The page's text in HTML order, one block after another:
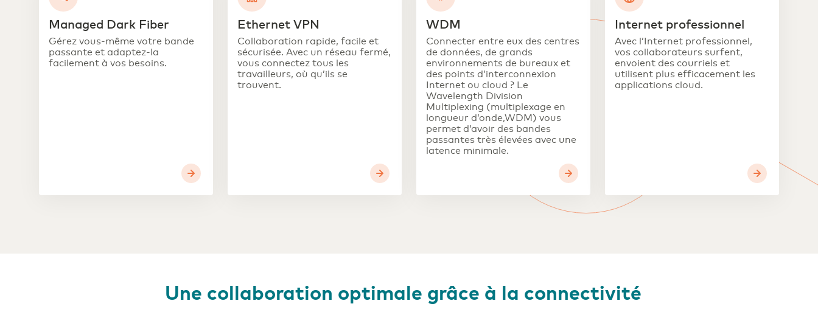
Managed Dark Fiber
Gérez vous-même votre bande
passante et adaptez-la
facilement à vos besoins.
Ethernet VPN
Collaboration rapide, facile et
sécurisée. Avec un réseau fermé,
vous connectez tous les
travailleurs, où qu’ils se
trouvent.
WDM
Connecter entre eux des centres
de données, de grands
environnements de bureaux et
des points d’interconnexion
Internet ou cloud ? Le
Wavelength Division
Multiplexing (multiplexage en
longueur d’onde,WDM) vous
permet d’avoir des bandes
passantes très élevées avec une
latence minimale.
Internet professionnel
Avec l’Internet professionnel,
vos collaborateurs surfent,
envoient des courriels et
utilisent plus efficacement les
applications cloud.
Une collaboration optimale grâce à la connectivité